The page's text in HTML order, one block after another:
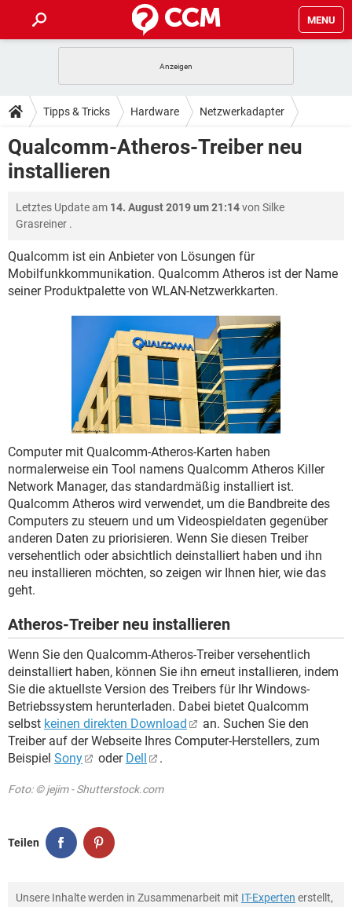
MENU
ANDROID IOS
WINDOWS 10 INSTAGRAM
WHATSAPP
TIPPS & TRICKS
SPIELE
ANDROID IOS
WHATSAPP TIKTOK
DOWNLOADS
SPIELE
WINDOWS 10
WHATSAPP TIKTOK
FACEBOOK HARDWARE
FORUM
SPIELE STREAMING
WINDOWS 10 INSTAGRAM
WHATSAPP TIKTOK
HARDWARE
LEXIKON
SPIELE STREAMING
ANDROID IOS
TIKTOK
HARDWARE
Tipps & Tricks Hardware Netzwerkadapter
Qualcomm-Atheros-Treiber neu
installieren
Letztes Update am 14. August 2019 um 21:14von Silke
Grasreiner .
Qualcomm ist ein Anbieter von Lösungen für
Mobilfunkkommunikation. Qualcomm Atheros ist der Name
seiner Produktpalette von WLAN-Netzwerkkarten.
Computer mit Qualcomm-Atheros-Karten haben
normalerweise ein Tool namens Qualcomm Atheros Killer
Network Manager, das standardmäßig installiert ist.
Qualcomm Atheros wird verwendet, um die Bandbreite des
Computers zu steuern und um Videospieldaten gegenüber
anderen Daten zu priorisieren. Wenn Sie diesen Treiber
versehentlich oder absichtlich deinstalliert haben und ihn
neu installieren möchten, so zeigen wir Ihnen hier, wie das
geht.
Atheros-Treiber neu installieren
Wenn Sie den Qualcomm-Atheros-Treiber versehentlich
deinstalliert haben, können Sie ihn erneut installieren, indem
Sie die aktuellste Version des Treibers für Ihr Windows-
Betriebssystem herunterladen. Dabei bietet Qualcomm
selbst keinen direkten Download
an. Suchen Sie den
Treiber auf der Webseite Ihres Computer-Herstellers, zum
Beispiel Sony oder Dell .
Foto: © jejim - Shutterstock.com
Teilen
Unsere Inhalte werden in Zusammenarbeit mit IT-Experten erstellt,